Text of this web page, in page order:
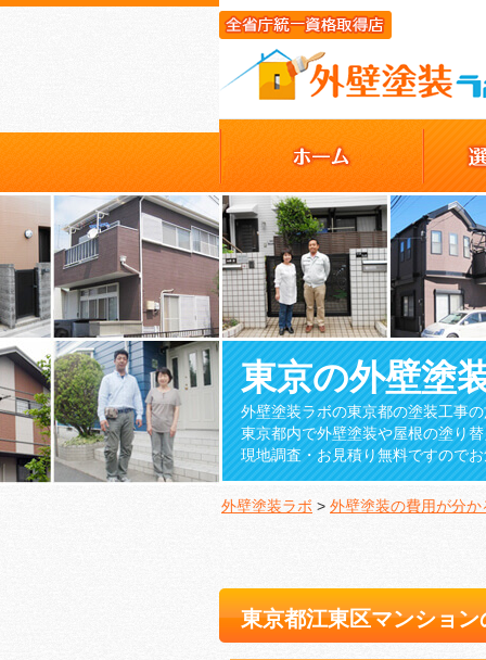
東京の外壁塗
外壁塗装ラボの東京都の塗装工事
東京都内で外壁塗装や屋根の塗り
現地調査・お見積り無料ですので
外壁塗装ラボ > 外壁塗装の費用が分
東京都江東区マンショ